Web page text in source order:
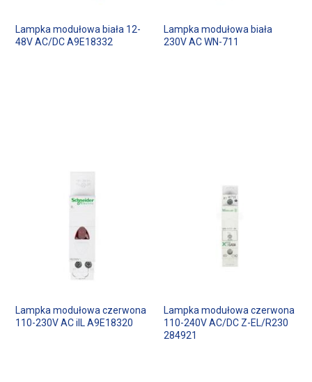
Lampka modułowa biała 12-
48V AC/DC A9E18332
Lampka modułowa biała
230V AC WN-711
Lampka modułowa czerwona
110-230V AC iIL A9E18320
Lampka modułowa czerwona
110-240V AC/DC Z-EL/R230
284921